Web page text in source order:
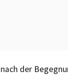
der